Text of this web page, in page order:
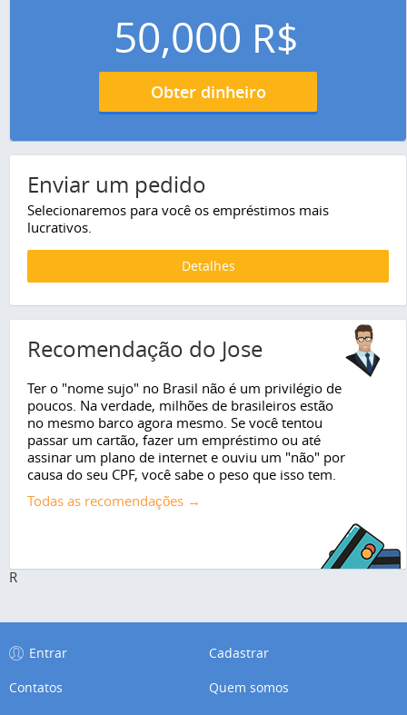
50,000 R$
Obter dinheiro
Enviar um pedido
Selecionaremos para você os empréstimos mais
lucrativos.
Detalhes
Recomendação do Jose
Ter o "nome sujo" no Brasil não é um privilégio de
poucos. Na verdade, milhões de brasileiros estão
no mesmo barco agora mesmo. Se você tentou
passar um cartão, fazer um empréstimo ou até
assinar um plano de internet e ouviu um "não" por
causa do seu CPF, você sabe o peso que isso tem.
Todas as recomendações →
R
Entrar
Cadastrar
Contatos
Quem somos